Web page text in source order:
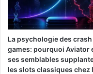
La psychologie des crash
games: pourquoi Aviator
ses semblables
les slots classiques chez